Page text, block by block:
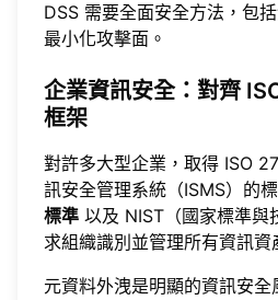
DSS 需要全面安全方法，包
最小化攻擊面。
企業資訊安全：對齊
框架
對許多大型企業，取得 ISO
訊安全管理系統（ISMS）的
標準 以及 NIST（國家標準與
求組織識別並管理所有資訊資
元資料外洩是明顯的資訊安